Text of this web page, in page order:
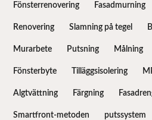
Fönsterrenovering Fasadmurning
Renovering Slamning på tegel
Murarbete Putsning Målning
Fönsterbyte Tilläggsisolering
Algtvättning Färgning
Smartfront-metoden putssystem